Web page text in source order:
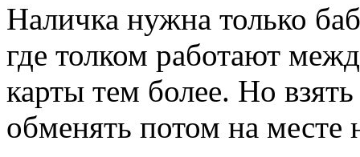
Наличка нужна только
где толком работают
карты тем более. Но
обменять потом на месте